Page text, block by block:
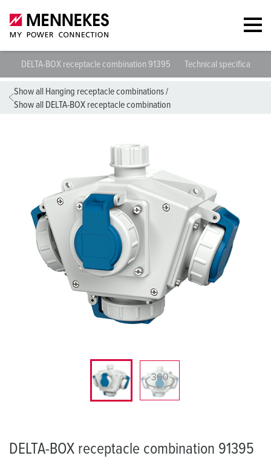
DELTA-BOX receptacle combination 91395 Technical specifications
Show all Hanging receptacle combinations/
Show all DELTA-BOX receptacle combination
DELTA-BOX receptacle combination 91395